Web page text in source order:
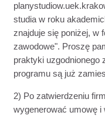
studia w roku
znajduje się poniżej, w
zawodowe". Proszę
praktyki uzgodnionego
programu są już
2) Po zatwierdzeniu
wygenerować umowę i